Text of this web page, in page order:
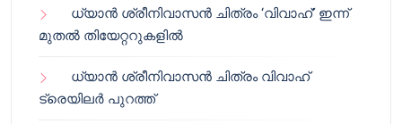
ധ്യാൻ ശ്രീനിവാസൻ ചിത്രം ‘വിവാഹ്’ ഇന്ന്
മുതൽ തിയേറ്ററുകളിൽ
ധ്യാൻ ശ്രീനിവാസൻ ചിത്രം വിവാഹ്
ട്രെയിലർ പുറത്ത്